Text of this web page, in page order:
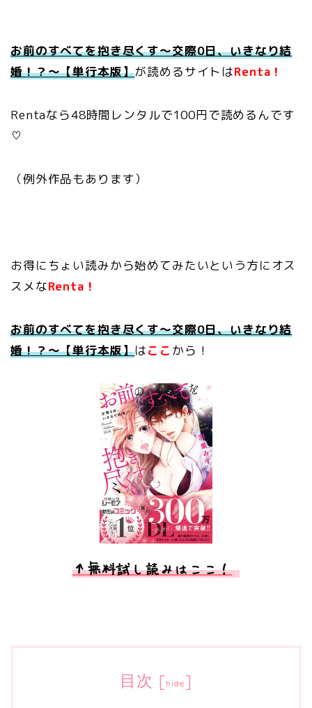
お前のすべてを抱き尽くす～交際0日、いきなり結
婚！？～【単行本版】が読めるサイトはRenta！
Rentaなら48時間レンタルで100円で読めるんです
♡
（例外作品もあります）
お得にちょい読みから始めてみたいという方にオス
スメなRenta！
お前のすべてを抱き尽くす～交際0日、いきなり結
婚！？～【単行本版】はここ から！
↑無料試し読みはここ！
目次 [ hide]